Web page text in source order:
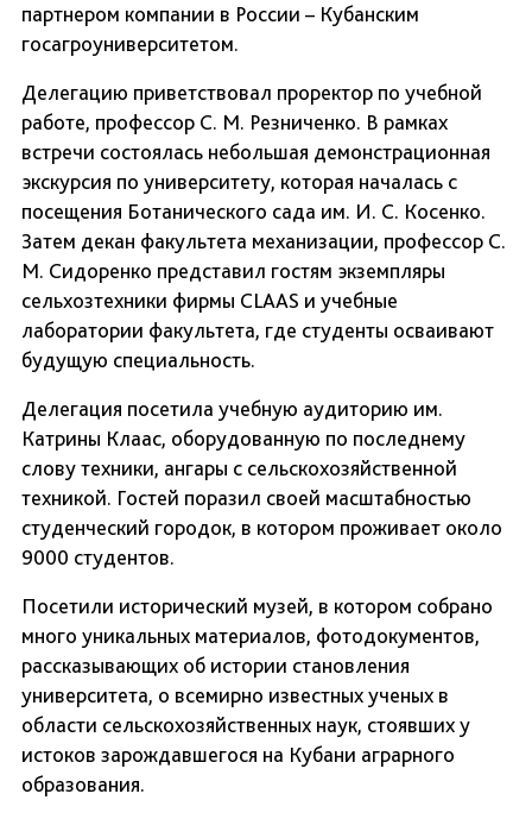
партнером компании в России – Кубанским
госагроуниверситетом.
Делегацию приветствовал проректор по учебной
работе, профессор С. М. Резниченко. В рамках
встречи состоялась небольшая демонстрационная
экскурсия по университету, которая началась с
посещения Ботанического сада им. И. С. Косенко.
Затем декан факультета механизации, профессор С.
М. Сидоренко представил гостям экземпляры
сельхозтехники фирмы CLAAS и учебные
лаборатории факультета, где студенты осваивают
будущую специальность.
Делегация посетила учебную аудиторию им.
Катрины Клаас, оборудованную по последнему
слову техники, ангары с сельскохозяйственной
техникой. Гостей поразил своей масштабностью
студенческий городок, в котором проживает около
9000 студентов.
Посетили исторический музей, в котором собрано
много уникальных материалов, фотодокументов,
рассказывающих об истории становления
университета, о всемирно известных ученых в
области сельскохозяйственных наук, стоявших у
истоков зарождавшегося на Кубани аграрного
образования.